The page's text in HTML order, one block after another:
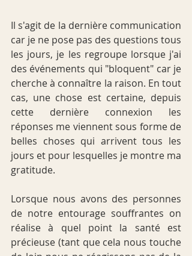
Il s'agit de la dernière communication
car je ne pose pas des questions tous
les jours, je les regroupe lorsque j'ai
des événements qui "bloquent" car je
cherche à connaître la raison. En tout
cas, une chose est certaine, depuis
cette dernière connexion les
réponses me viennent sous forme de
belles choses qui arrivent tous les
jours et pour lesquelles je montre ma
gratitude.
Lorsque nous avons des personnes
de notre entourage souffrantes on
réalise à quel point la santé est
précieuse (tant que cela nous touche